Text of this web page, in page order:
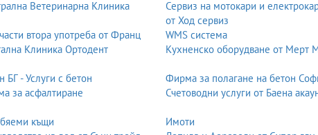
от детството – с обемна пола и подчертана горна част. Създава
ефект и пищна визия.
част на тялото.
до коляното, а след това се разкроява. Той е изключително
върху фигурата си.
Ветеринарна Клиника
Сервиз на мотокари и
от Ход сервиз
втора употреба от Франц WMS система
Клиника Ортодент Кухненско оборудване от Мерт
БГ - Услуги с бетон
Фирма за полагане на бетон
за асфалтиране Счетоводни услуги от Баена
къщи Имоти